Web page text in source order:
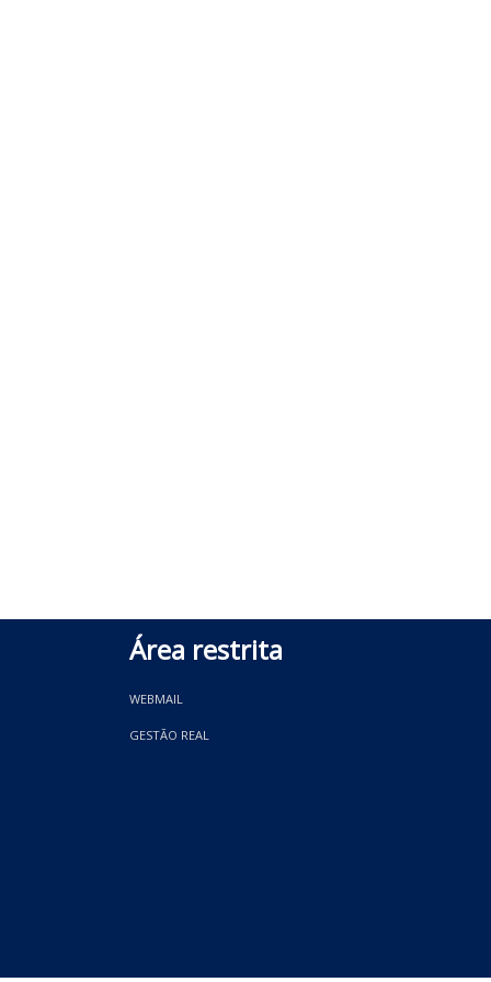
Área restrita
WEBMAIL
GESTÃO REAL